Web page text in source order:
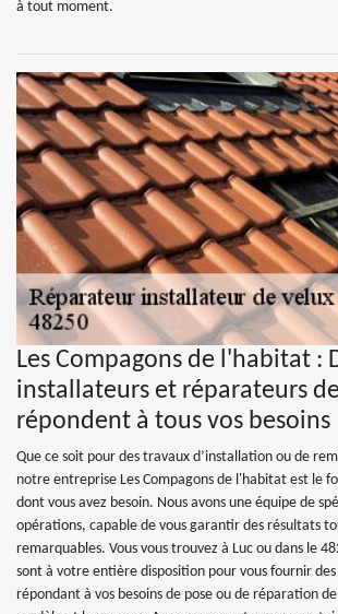
à tout moment.
Les Compagons de l'habitat :
installateurs et réparateurs
répondent à tous vos besoins
Que ce soit pour des travaux d’installation ou de
notre entreprise Les Compagons de l'habitat est le
dont vous avez besoin. Nous avons une équipe de
opérations, capable de vous garantir des résultats
remarquables. Vous vous trouvez à Luc ou dans le
sont à votre entière disposition pour vous fournir
répondant à vos besoins de pose ou de réparation